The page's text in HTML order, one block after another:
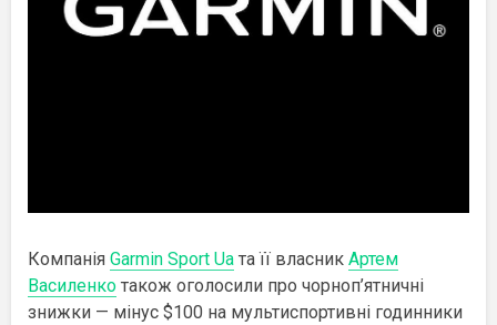
Компанія Garmin Sport Ua та її власник Артем
Василенко також оголосили про чорноп’ятничні
знижки — мінус $100 на мультиспортивні годинники